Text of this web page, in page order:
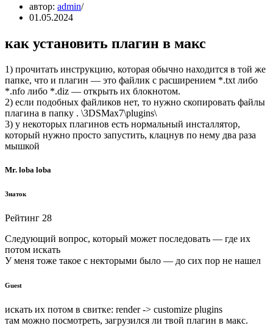
автор: admin
01.05.2024
как установить плагин в макс
1) прочитать инструкцию, которая обычно находится в той же
папке, что и плагин — это файлик с расширением *.txt либо
*.nfo либо *.diz — открыть их блокнотом.
2) если подобных файликов нет, то нужно скопировать файлы
плагина в папку . \3DSMax7\plugins\
3) у некоторых плагинов есть нормальный инсталлятор,
который нужно просто запустить, клацнув по нему два раза
мышкой
Mr. loba loba
Знаток
Рейтинг 28
Следующий вопрос, который может последовать — где их
потом искать
У меня тоже такое с некторыми было — до сих пор не нашел
Guest
искать их потом в свитке: render -> customize plugins
там можно посмотреть, загрузился ли твой плагин в макс.